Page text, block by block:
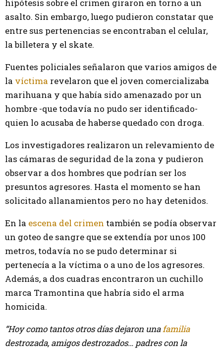
hipótesis sobre el crimen giraron en torno a un
asalto. Sin embargo, luego pudieron constatar que
entre sus pertenencias se encontraban el celular,
la billetera y el skate.
Fuentes policiales señalaron que varios amigos de
la víctima revelaron que el joven comercializaba
marihuana y que había sido amenazado por un
hombre -que todavía no pudo ser identificado-
quien lo acusaba de haberse quedado con droga.
Los investigadores realizaron un relevamiento de
las cámaras de seguridad de la zona y pudieron
observar a dos hombres que podrían ser los
presuntos agresores. Hasta el momento se han
solicitado allanamientos pero no hay detenidos.
En la escena del crimen también se podía observar
un goteo de sangre que se extendía por unos 100
metros, todavía no se pudo determinar si
pertenecía a la víctima o a uno de los agresores.
Además, a dos cuadras encontraron un cuchillo
marca Tramontina que habría sido el arma
homicida.
“Hoy como tantos otros días dejaron unafamilia
destrozada, amigos destrozados… padres con la